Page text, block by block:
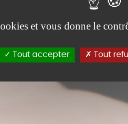
et vous donne le
Tout accepter Tout